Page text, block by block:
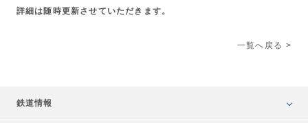
詳細は随時更新させていただきます。
一覧へ戻る
鉄道情報